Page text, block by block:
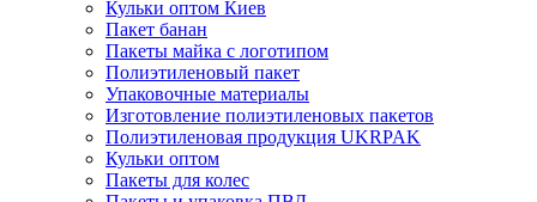
Кульки оптом Киев
Пакет банан
Пакеты майка с логотипом
Полиэтиленовый пакет
Упаковочные материалы
Изготовление полиэтиленовых пакетов
Полиэтиленовая продукция UKRPAK
Кульки оптом
Пакеты для колес